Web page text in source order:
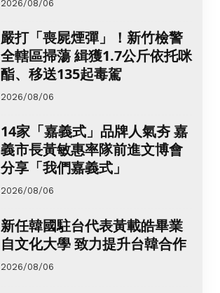
2026/08/06
嚴打「喪屍煙彈」！新竹檢警
全轄區掃蕩 緝獲1.7公斤依托咪
酯、移送135起毒駕
2026/08/06
14家「嘉義式」品牌人氣夯 嘉
義市長黃敏惠率隊前進文博會
分享「我們嘉義式」
2026/08/06
新任韓國駐台代表黃載皓畢業
自文化大學 致力提升台韓合作
2026/08/06